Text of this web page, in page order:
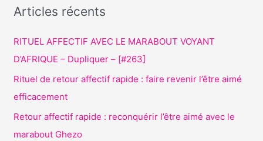
Articles récents
RITUEL AFFECTIF AVEC LE MARABOUT VOYANT
D’AFRIQUE – Dupliquer – [#263]
Rituel de retour affectif rapide : faire revenir l’être aimé
efficacement
Retour affectif rapide : reconquérir l’être aimé avec le
marabout Ghezo